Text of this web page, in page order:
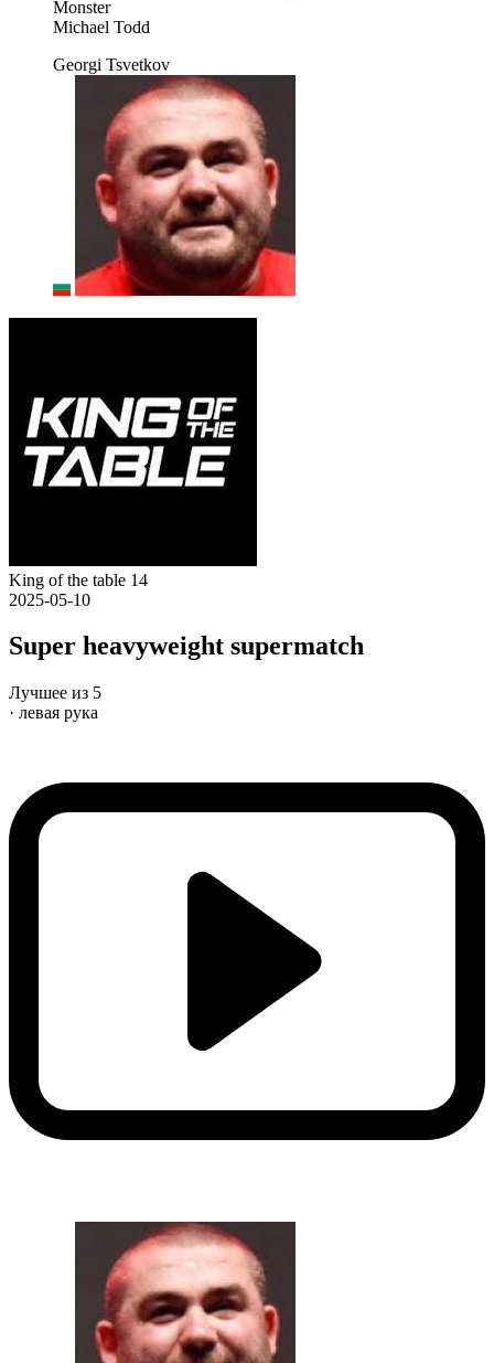
Monster
Michael Todd
Georgi Tsvetkov
King of the table 14
2025-05-10
Super heavyweight supermatch
Лучшее из 5
· левая рука